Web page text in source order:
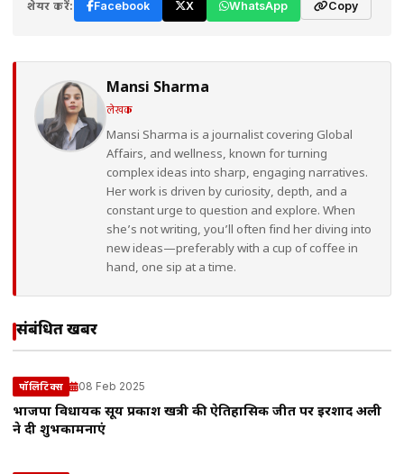
शेयर करें: Facebook X WhatsApp Copy
Mansi Sharma
लेखक
Mansi Sharma is a journalist covering Global
Affairs, and wellness, known for turning
complex ideas into sharp, engaging narratives.
Her work is driven by curiosity, depth, and a
constant urge to question and explore. When
she’s not writing, you’ll often find her diving into
new ideas—preferably with a cup of coffee in
hand, one sip at a time.
संबंधित खबरें
पॉलिटिक्स 08 Feb 2025
भाजपा विधायक सूर्य प्रकाश खत्री की ऐतिहासिक जीत पर इरशाद अली
ने दी शुभकामनाएं